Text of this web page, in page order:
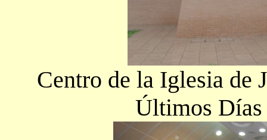
Centro de la Iglesia de
Últimos